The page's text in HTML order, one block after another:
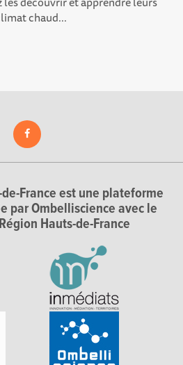
chaud...
France est une plateforme
par Ombelliscience avec le
Hauts-de-France